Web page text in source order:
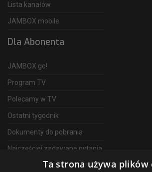
Lista kanałów
JAMBOX mobile
Dla Abonenta
JAMBOX go!
Program TV
Polecamy w TV
Ostatni tygodnik
Dokumenty do pobrania
Najczęściej zadawane pytania
Ta strona używa plików